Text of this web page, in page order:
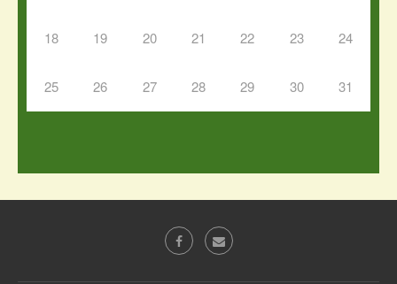
18 19 20 21 22 23 24
25 26 27 28 29 30 31